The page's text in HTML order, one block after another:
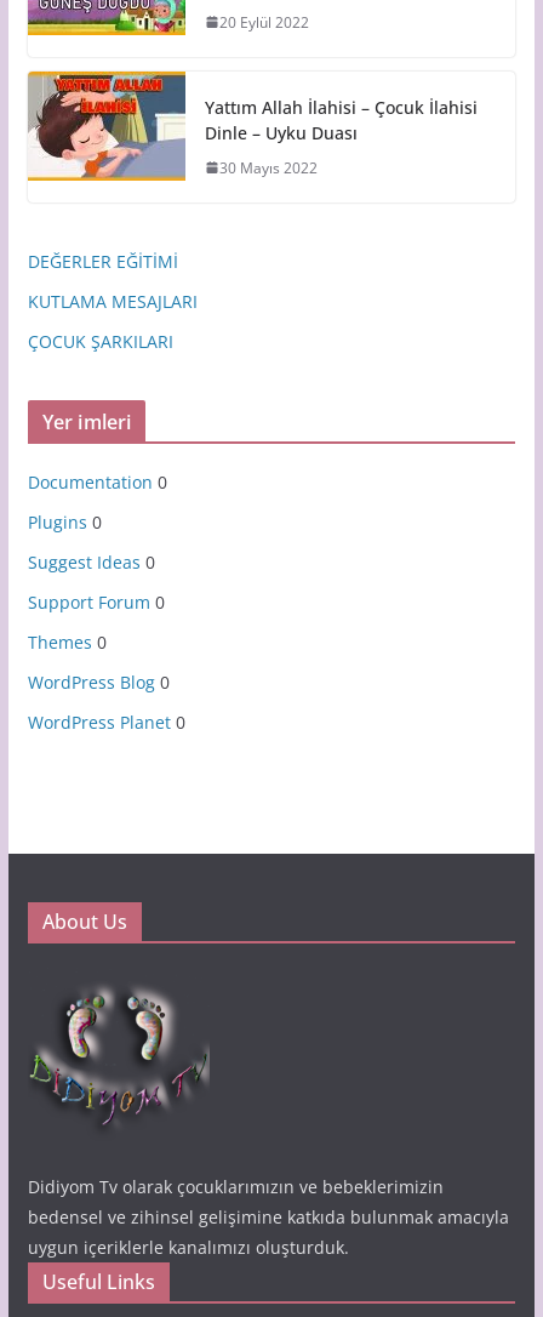
20 Eylül 2022
Yattım Allah İlahisi – Çocuk İlahisi
Dinle – Uyku Duası
30 Mayıs 2022
DEĞERLER EĞİTİMİ
KUTLAMA MESAJLARI
ÇOCUK ŞARKILARI
Yer imleri
Documentation 0
Plugins 0
Suggest Ideas 0
Support Forum 0
Themes 0
WordPress Blog0
WordPress Planet0
About Us
Didiyom Tv olarak çocuklarımızın ve bebeklerimizin
bedensel ve zihinsel gelişimine katkıda bulunmak amacıyla
uygun içeriklerle kanalımızı oluşturduk.
Useful Links